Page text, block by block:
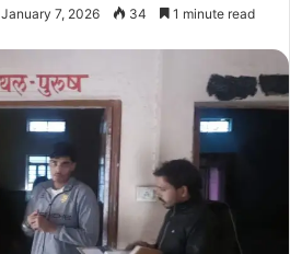
January 7, 2026 34 1 minute read